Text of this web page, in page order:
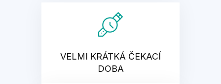
VELMI KRÁTKÁ ČEKACÍ
DOBA